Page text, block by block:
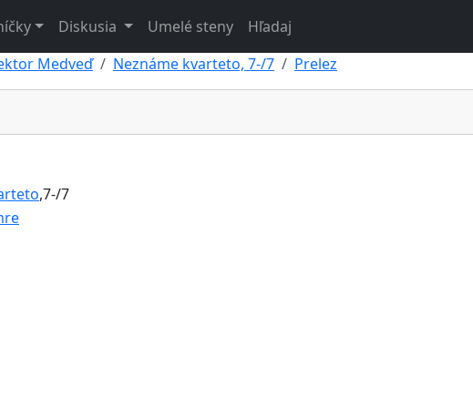
Diskusia Umelé steny Hľadaj
Medveď Neznáme kvarteto, 7-/7 Prelez
,7-/7